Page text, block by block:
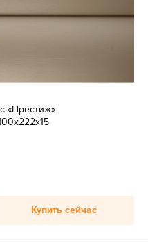
«Престиж»
Купить сейчас